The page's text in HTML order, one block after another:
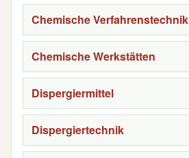
Chemische Verfahrenstechnik
Chemische Werkstätten
Dispergiermittel
Dispergiertechnik